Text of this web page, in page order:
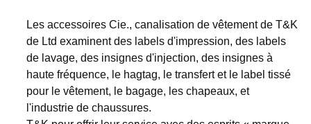
Les accessoires Cie., canalisation de vêtement de T&K
de Ltd examinent des labels d'impression, des labels
de lavage, des insignes d'injection, des insignes à
haute fréquence, le hagtag, le transfert et le label tissé
pour le vêtement, le bagage, les chapeaux, et
l'industrie de chaussures.